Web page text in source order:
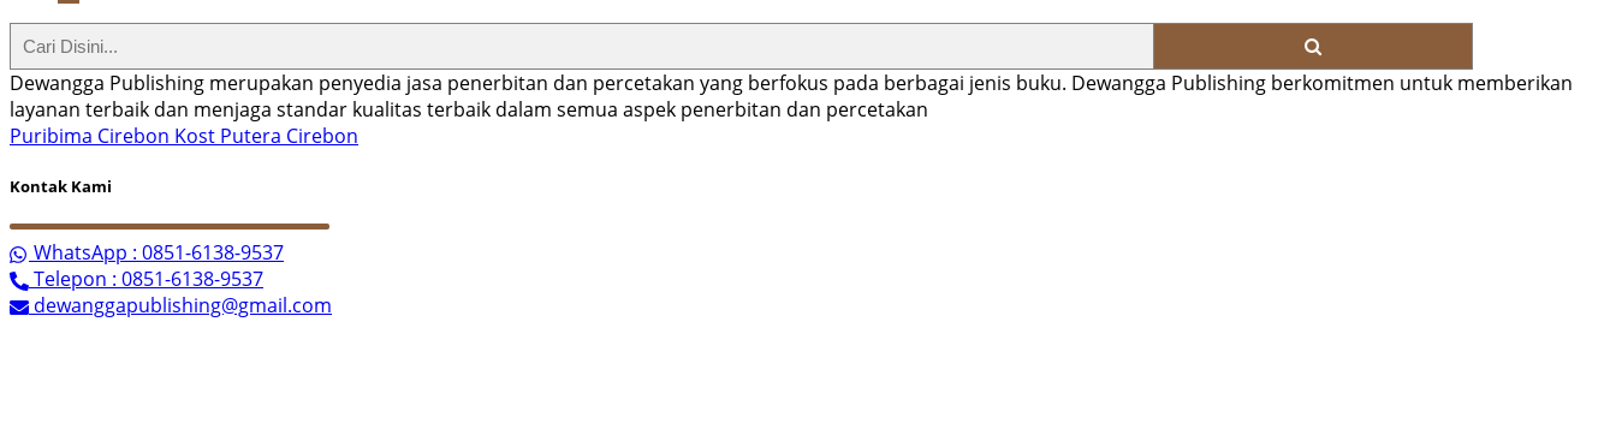
Dewangga Publishing merupakan penyedia jasa penerbitan dan percetakan yang berfokus pada berbagai jenis buku. Dewangga Publishing berkomitmen untuk memberikan
layanan terbaik dan menjaga standar kualitas terbaik dalam semua aspek penerbitan dan percetakan
Puribima Cirebon Kost Putera Cirebon
Kontak Kami
WhatsApp : 0851-6138-9537
Telepon : 0851-6138-9537
dewanggapublishing@gmail.com